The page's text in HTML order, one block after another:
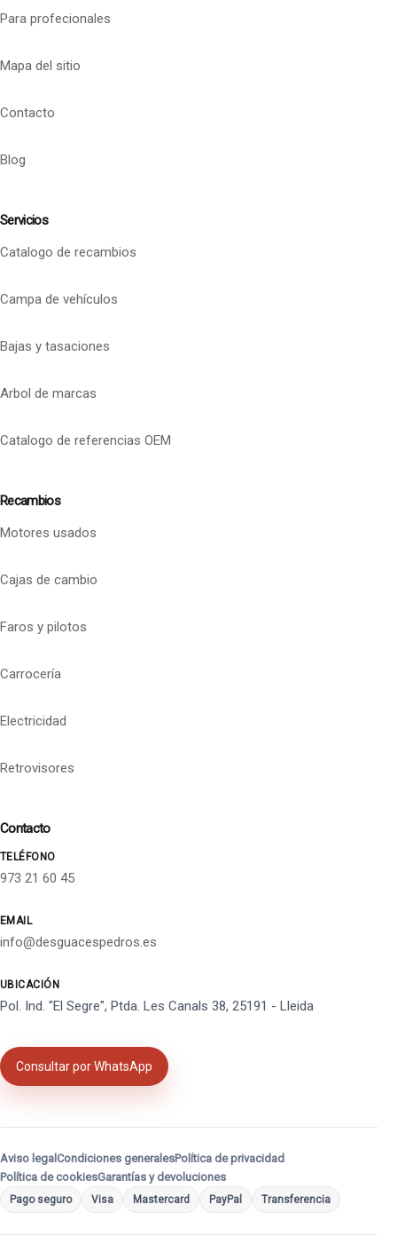
Para profecionales
Mapa del sitio
Contacto
Blog
Servicios
Catalogo de recambios
Campa de vehículos
Bajas y tasaciones
Arbol de marcas
Catalogo de referencias OEM
Recambios
Motores usados
Cajas de cambio
Faros y pilotos
Carrocería
Electricidad
Retrovisores
Contacto
TELÉFONO
973 21 60 45
EMAIL
info@desguacespedros.es
UBICACIÓN
Pol. Ind. "El Segre", Ptda. Les Canals 38, 25191 - Lleida
Consultar por WhatsApp
Aviso legal Condiciones generalesPolítica de privacidad
Política de cookiesGarantías y devoluciones
Pago seguro Visa Mastercard PayPal Transferencia